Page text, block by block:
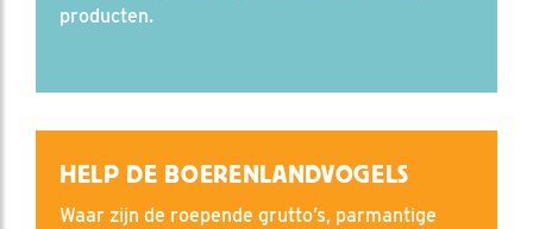
producten.
HELP DE BOERENLANDVOGELS
Waar zijn de roepende grutto’s, parmantige